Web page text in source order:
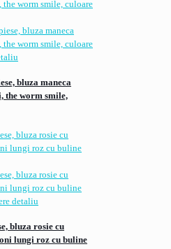
bluza maneca
the worm smile,
bluza rosie cu
lungi roz cu buline